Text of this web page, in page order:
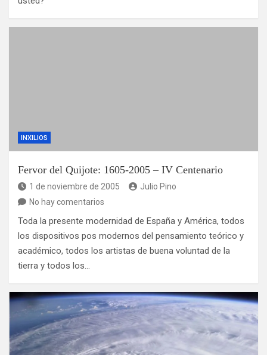
INXILIOS
Fervor del Quijote: 1605-2005 – IV Centenario
1 de noviembre de 2005
Julio Pino
No hay comentarios
Toda la presente modernidad de España y América, todos
los dispositivos pos modernos del pensamiento teórico y
académico, todos los artistas de buena voluntad de la
tierra y todos los…